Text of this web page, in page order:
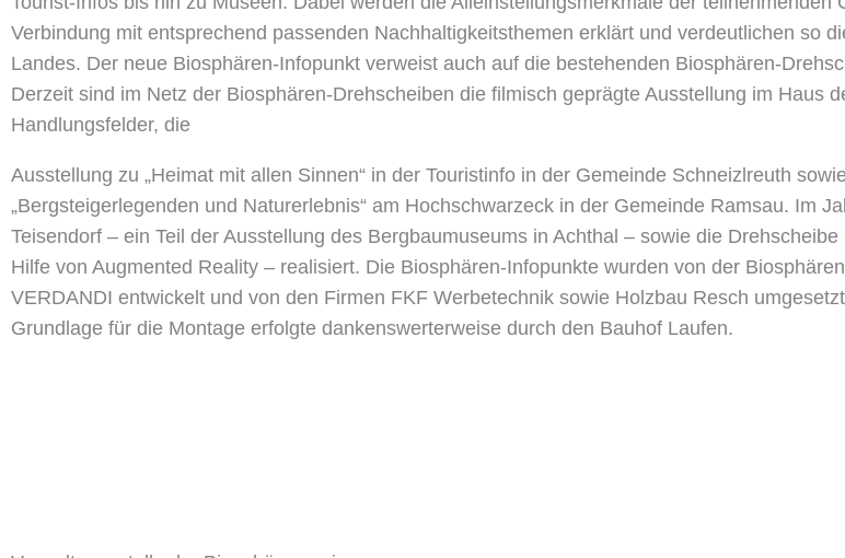
Verbindung mit entsprechend passenden Nachhaltigkeitsthemen erklärt und verdeutlichen so
Landes. Der neue Biosphären-Infopunkt verweist auch auf die bestehenden Biosphären-
Derzeit sind im Netz der Biosphären-Drehscheiben die filmisch geprägte Ausstellung im Haus
Handlungsfelder, die
Ausstellung zu „Heimat mit allen Sinnen“ in der Touristinfo in der Gemeinde Schneizlreuth
„Bergsteigerlegenden und Naturerlebnis“ am Hochschwarzeck in der Gemeinde Ramsau. Im
Teisendorf – ein Teil der Ausstellung des Bergbaumuseums in Achthal – sowie die
Hilfe von Augmented Reality – realisiert. Die Biosphären-Infopunkte wurden von der
VERDANDI entwickelt und von den Firmen FKF Werbetechnik sowie Holzbau Resch
Grundlage für die Montage erfolgte dankenswerterweise durch den Bauhof Laufen.